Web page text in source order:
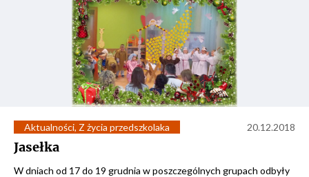
Aktualności, Z życia przedszkolaka 20.12.2018
Jasełka
W dniach od 17 do 19 grudnia w poszczególnych grupach odbyły